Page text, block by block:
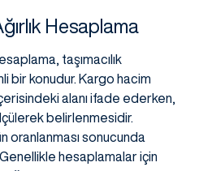
Hesaplama
taşımacılık
bir konudur. Kargo hacim
alanı ifade ederken,
belirlenmesidir.
oranlanması sonucunda
hesaplamalar için